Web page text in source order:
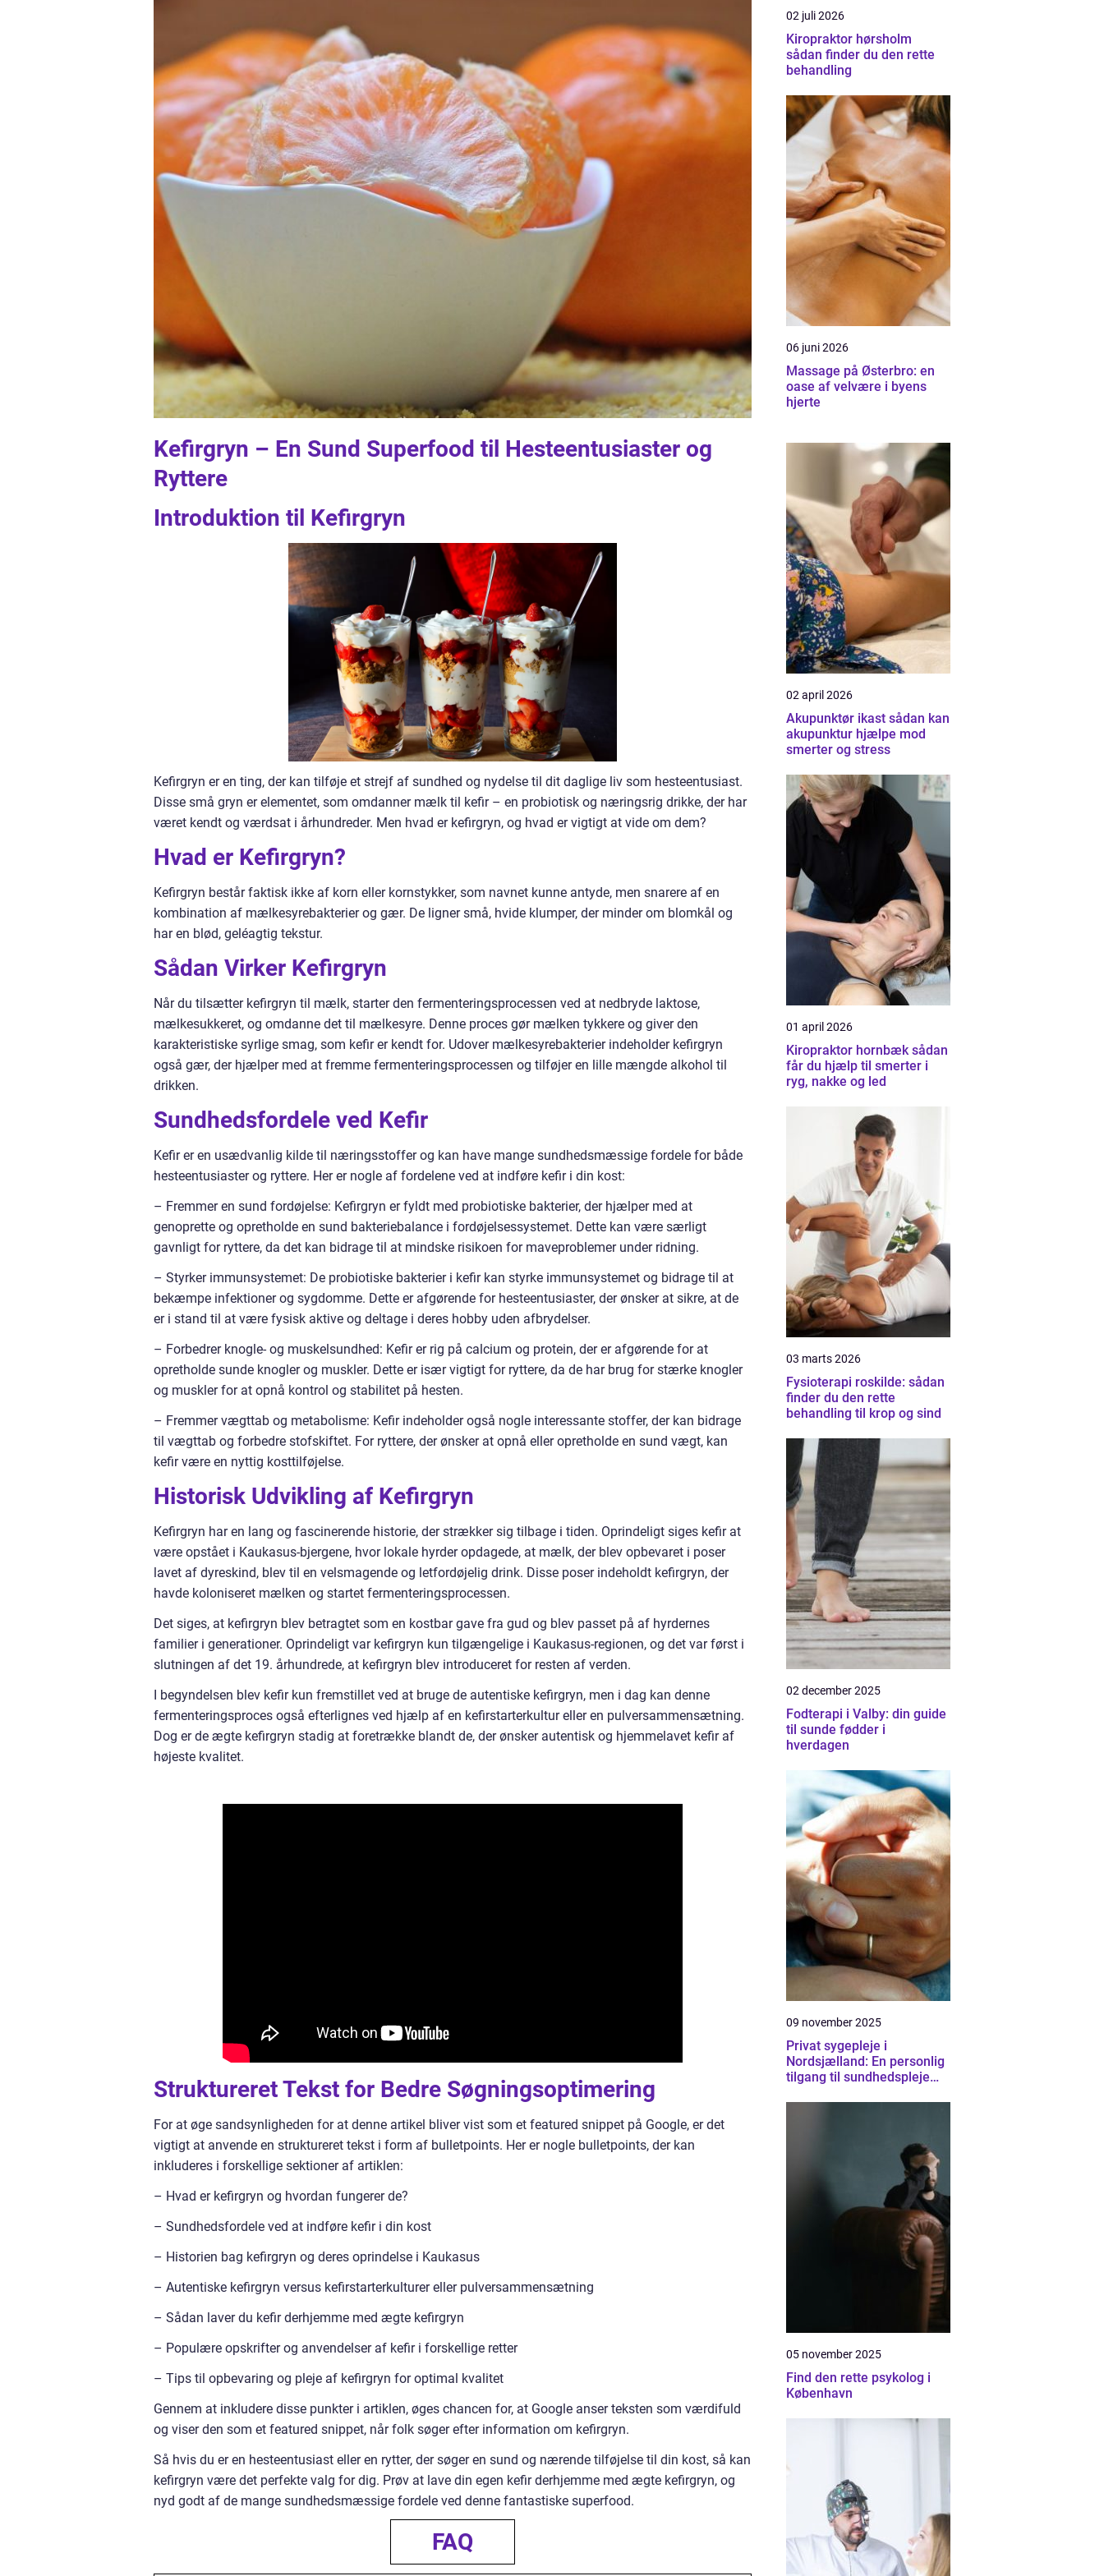
Kefirgryn – En Sund Superfood til Hesteentusiaster og
Ryttere
Introduktion til Kefirgryn
Kefirgryn er en ting, der kan tilføje et strejf af sundhed og nydelse til dit daglige liv som hesteentusiast.
Disse små gryn er elementet, som omdanner mælk til kefir – en probiotisk og næringsrig drikke, der har
været kendt og værdsat i århundreder. Men hvad er kefirgryn, og hvad er vigtigt at vide om dem?
Hvad er Kefirgryn?
Kefirgryn består faktisk ikke af korn eller kornstykker, som navnet kunne antyde, men snarere af en
kombination af mælkesyrebakterier og gær. De ligner små, hvide klumper, der minder om blomkål og
har en blød, geléagtig tekstur.
Sådan Virker Kefirgryn
Når du tilsætter kefirgryn til mælk, starter den fermenteringsprocessen ved at nedbryde laktose,
mælkesukkeret, og omdanne det til mælkesyre. Denne proces gør mælken tykkere og giver den
karakteristiske syrlige smag, som kefir er kendt for. Udover mælkesyrebakterier indeholder kefirgryn
også gær, der hjælper med at fremme fermenteringsprocessen og tilføjer en lille mængde alkohol til
drikken.
Sundhedsfordele ved Kefir
Kefir er en usædvanlig kilde til næringsstoffer og kan have mange sundhedsmæssige fordele for både
hesteentusiaster og ryttere. Her er nogle af fordelene ved at indføre kefir i din kost:
– Fremmer en sund fordøjelse: Kefirgryn er fyldt med probiotiske bakterier, der hjælper med at
genoprette og opretholde en sund bakteriebalance i fordøjelsessystemet. Dette kan være særligt
gavnligt for ryttere, da det kan bidrage til at mindske risikoen for maveproblemer under ridning.
– Styrker immunsystemet: De probiotiske bakterier i kefir kan styrke immunsystemet og bidrage til at
bekæmpe infektioner og sygdomme. Dette er afgørende for hesteentusiaster, der ønsker at sikre, at de
er i stand til at være fysisk aktive og deltage i deres hobby uden afbrydelser.
– Forbedrer knogle- og muskelsundhed: Kefir er rig på calcium og protein, der er afgørende for at
opretholde sunde knogler og muskler. Dette er især vigtigt for ryttere, da de har brug for stærke knogler
og muskler for at opnå kontrol og stabilitet på hesten.
– Fremmer vægttab og metabolisme: Kefir indeholder også nogle interessante stoffer, der kan bidrage
til vægttab og forbedre stofskiftet. For ryttere, der ønsker at opnå eller opretholde en sund vægt, kan
kefir være en nyttig kosttilføjelse.
Historisk Udvikling af Kefirgryn
Kefirgryn har en lang og fascinerende historie, der strækker sig tilbage i tiden. Oprindeligt siges kefir at
være opstået i Kaukasus-bjergene, hvor lokale hyrder opdagede, at mælk, der blev opbevaret i poser
lavet af dyreskind, blev til en velsmagende og letfordøjelig drink. Disse poser indeholdt kefirgryn, der
havde koloniseret mælken og startet fermenteringsprocessen.
Det siges, at kefirgryn blev betragtet som en kostbar gave fra gud og blev passet på af hyrdernes
familier i generationer. Oprindeligt var kefirgryn kun tilgængelige i Kaukasus-regionen, og det var først i
slutningen af det 19. århundrede, at kefirgryn blev introduceret for resten af verden.
I begyndelsen blev kefir kun fremstillet ved at bruge de autentiske kefirgryn, men i dag kan denne
fermenteringsproces også efterlignes ved hjælp af en kefirstarterkultur eller en pulversammensætning.
Dog er de ægte kefirgryn stadig at foretrække blandt de, der ønsker autentisk og hjemmelavet kefir af
højeste kvalitet.
Struktureret Tekst for Bedre Søgningsoptimering
For at øge sandsynligheden for at denne artikel bliver vist som et featured snippet på Google, er det
vigtigt at anvende en struktureret tekst i form af bulletpoints. Her er nogle bulletpoints, der kan
inkluderes i forskellige sektioner af artiklen:
– Hvad er kefirgryn og hvordan fungerer de?
– Sundhedsfordele ved at indføre kefir i din kost
– Historien bag kefirgryn og deres oprindelse i Kaukasus
– Autentiske kefirgryn versus kefirstarterkulturer eller pulversammensætning
– Sådan laver du kefir derhjemme med ægte kefirgryn
– Populære opskrifter og anvendelser af kefir i forskellige retter
– Tips til opbevaring og pleje af kefirgryn for optimal kvalitet
Gennem at inkludere disse punkter i artiklen, øges chancen for, at Google anser teksten som værdifuld
og viser den som et featured snippet, når folk søger efter information om kefirgryn.
Så hvis du er en hesteentusiast eller en rytter, der søger en sund og nærende tilføjelse til din kost, så kan
kefirgryn være det perfekte valg for dig. Prøv at lave din egen kefir derhjemme med ægte kefirgryn, og
nyd godt af de mange sundhedsmæssige fordele ved denne fantastiske superfood.
FAQ
02 juli 2026
Kiropraktor hørsholm
sådan finder du den rette
behandling
06 juni 2026
Massage på Østerbro: en
oase af velvære i byens
hjerte
02 april 2026
Akupunktør ikast sådan kan
akupunktur hjælpe mod
smerter og stress
01 april 2026
Kiropraktor hornbæk sådan
får du hjælp til smerter i
ryg, nakke og led
03 marts 2026
Fysioterapi roskilde: sådan
finder du den rette
behandling til krop og sind
02 december 2025
Fodterapi i Valby: din guide
til sunde fødder i
hverdagen
09 november 2025
Privat sygepleje i
Nordsjælland: En personlig
tilgang til sundhedspleje
05 november 2025
Find den rette psykolog i
København